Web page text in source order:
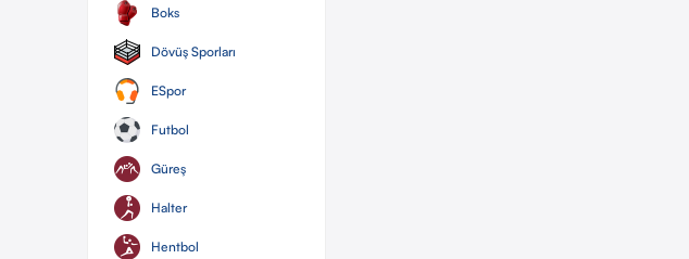
Boks
Dövüş Sporları
ESpor
Futbol
Güreş
Halter
Hentbol